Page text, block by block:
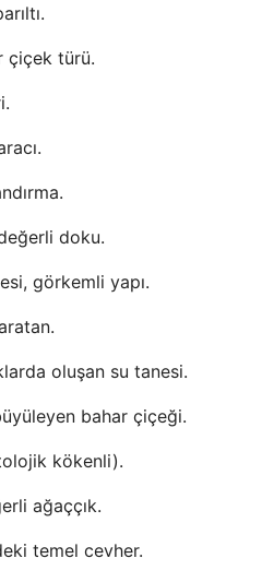
çiçek türü.
doku.
görkemli yapı.
oluşan su tanesi.
bahar çiçeği.
kökenli).
ağaççık.
temel cevher.